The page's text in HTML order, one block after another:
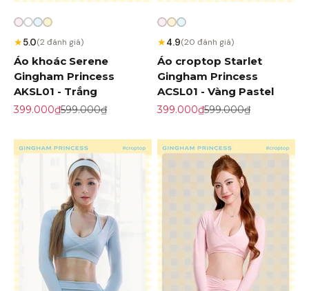
★5.0(2 đánh giá)
Áo khoác Serene
Gingham Princess
AKSL01 - Trắng
Giá khuyến mãi
399.000₫Giá gốc
599.000₫
★4.9(20 đánh giá)
Áo croptop Starlet
Gingham Princess
ACSL01 - Vàng Pastel
Giá khuyến mãi
399.000₫Giá gốc
599.000₫